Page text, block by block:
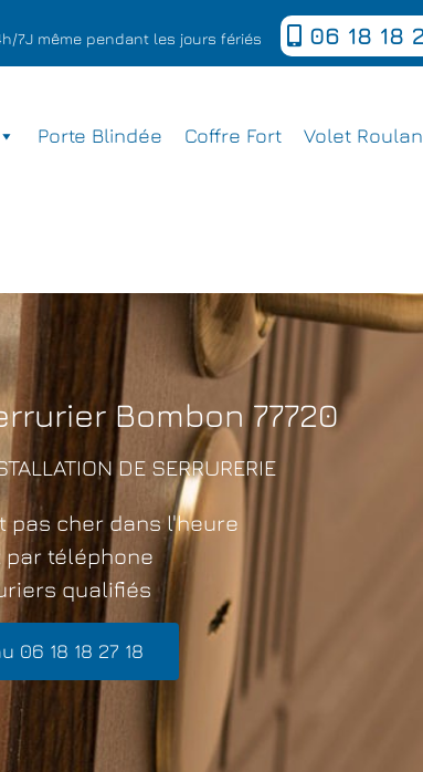
7J même pendant les jours fériés 06 18 18
Porte Blindée Coffre Fort Volet
Bombon 77720
DE SERRURERIE
pas cher dans l'heure
téléphone
qualifiés
06 18 18 27 18